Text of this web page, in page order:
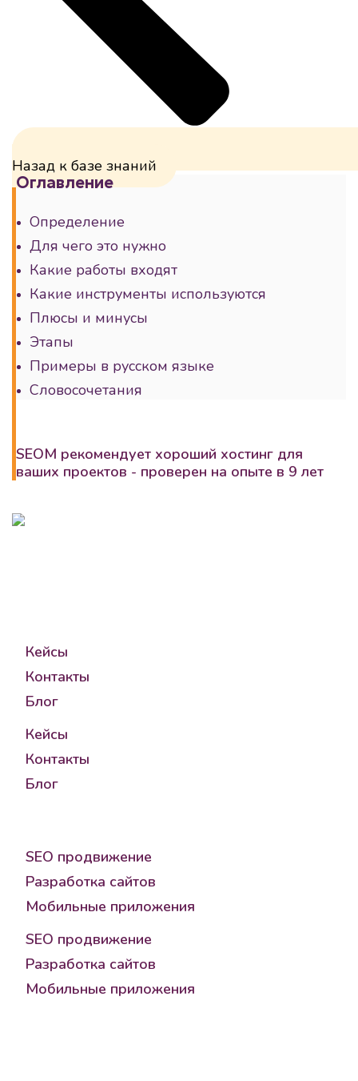
Назад к базе знаний
Оглавление
Определение
Для чего это нужно
Какие работы входят
Какие инструменты используются
Плюсы и минусы
Этапы
Примеры в русском языке
Словосочетания
SEOM рекомендует хороший хостинг для
ваших проектов - проверен на опыте в 9 лет
Кейсы
Контакты
Блог
Кейсы
Контакты
Блог
SEO продвижение
Разработка сайтов
Мобильные приложения
SEO продвижение
Разработка сайтов
Мобильные приложения